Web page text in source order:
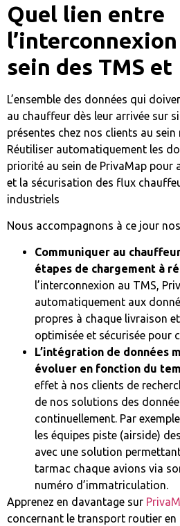
Quel lien entre
sein des TMS et
L’ensemble des données qui
au chauffeur dès leur arrivée sur
présentes chez nos clients au sein
Réutiliser automatiquement les
priorité au sein de PrivaMap
et la sécurisation des flux
industriels
Nous accompagnons à ce jour
Communiquer au
étapes de chargement à
l’interconnexion au TMS,
automatiquement aux
propres à chaque livraison
optimisée et sécurisée pour
L’intégration de données
évoluer en fonction du
effet à nos clients de
de nos solutions des
continuellement. Par
les équipes piste (airside)
avec une solution
tarmac chaque avions via
numéro d’immatriculation.
Apprenez en davantage sur
concernant le transport routier en